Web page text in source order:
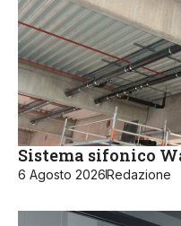
Sistema sifonico
6 Agosto 2026Redazione